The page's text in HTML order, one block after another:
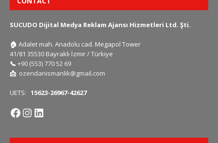
SUCUDO Dijital Medya Reklam Ajansı Hizmetleri Ltd. Şti.
🏠 Adalet mah. Anadolu cad. Megapol Tower
41/81 35530 Bayraklı İzmir / Türkiye
📞 +90 (553) 770 52 69
📩 ozendanismanlik@gmail.com
UETS: 15623-26967-42627